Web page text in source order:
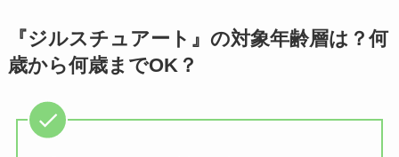
『ジルスチュアート』の対象年齢層は？何
歳から何歳までOK？